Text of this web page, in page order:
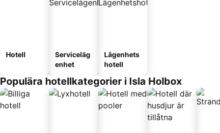
Hotell
Serviceläg
enhet
Lägenhets
hotell
Populära hotellkategorier i Isla Holbox